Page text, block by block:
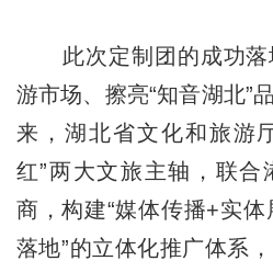
此次定制团的成功落
游市场、擦亮“知音湖北”
来，湖北省文化和旅游
红”两大文旅主轴，联合
商，构建“媒体传播+实
落地”的立体化推广体系